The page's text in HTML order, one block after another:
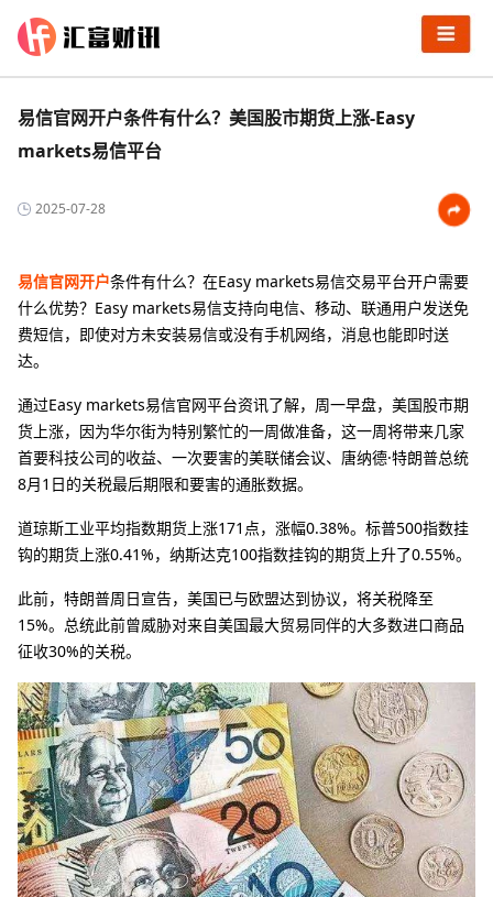
易信官网开户条件有什么？美国股市期货上涨-Easy
markets易信平台
2025-07-28
易信官网开户条件有什么？在Easy markets易信交易平台开户需要
什么优势？Easy markets易信支持向电信、移动、联通用户发送免
费短信，即使对方未安装易信或没有手机网络，消息也能即时送
达。
通过Easy markets易信官网平台资讯了解，周一早盘，美国股市期
货上涨，因为华尔街为特别繁忙的一周做准备，这一周将带来几家
首要科技公司的收益、一次要害的美联储会议、唐纳德·特朗普总统
8月1日的关税最后期限和要害的通胀数据。
道琼斯工业平均指数期货上涨171点，涨幅0.38%。标普500指数挂
钩的期货上涨0.41%，纳斯达克100指数挂钩的期货上升了0.55%。
此前，特朗普周日宣告，美国已与欧盟达到协议，将关税降至
15%。总统此前曾威胁对来自美国最大贸易同伴的大多数进口商品
征收30%的关税。